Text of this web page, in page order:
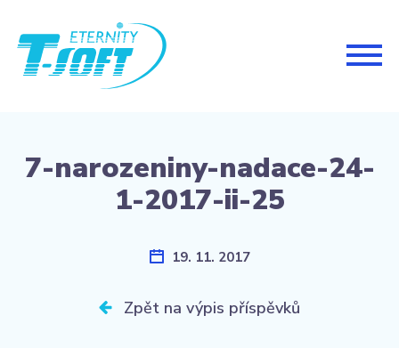
7-narozeniny-nadace-24-
1-2017-ii-25
19. 11. 2017
Zpět na výpis příspěvků